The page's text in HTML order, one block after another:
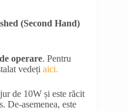
(Second Hand)
operare. Pentru
vedeți aici.
de 10W și este răcit
De-asemenea, este